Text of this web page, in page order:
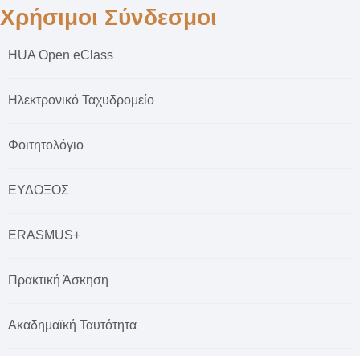
Χρήσιμοι Σύνδεσμοι
HUA Open eClass
Ηλεκτρονικό Ταχυδρομείο
Φοιτητολόγιο
ΕΥΔΟΞΟΣ
ERASMUS+
Πρακτική Άσκηση
Ακαδημαϊκή Ταυτότητα